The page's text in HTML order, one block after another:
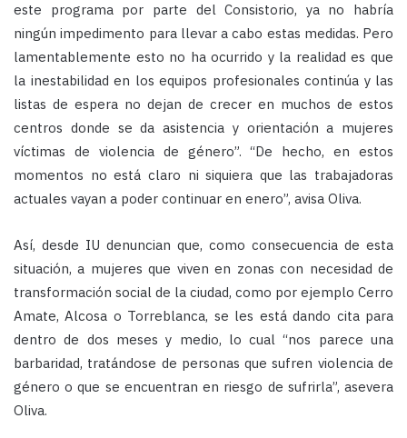
este programa por parte del Consistorio, ya no habría
ningún impedimento para llevar a cabo estas medidas. Pero
lamentablemente esto no ha ocurrido y la realidad es que
la inestabilidad en los equipos profesionales continúa y las
listas de espera no dejan de crecer en muchos de estos
centros donde se da asistencia y orientación a mujeres
víctimas de violencia de género”. “De hecho, en estos
momentos no está claro ni siquiera que las trabajadoras
actuales vayan a poder continuar en enero”, avisa Oliva.
Así, desde IU denuncian que, como consecuencia de esta
situación, a mujeres que viven en zonas con necesidad de
transformación social de la ciudad, como por ejemplo Cerro
Amate, Alcosa o Torreblanca, se les está dando cita para
dentro de dos meses y medio, lo cual “nos parece una
barbaridad, tratándose de personas que sufren violencia de
género o que se encuentran en riesgo de sufrirla”, asevera
Oliva.